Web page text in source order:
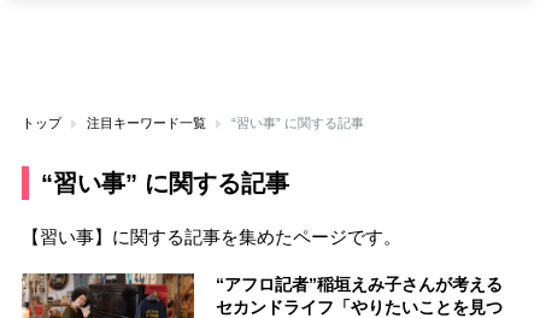
トップ 注目キーワード一覧 “習い事” に関する記事
“習い事” に関する記事
【習い事】に関する記事を集めたページです。
“アフロ記者”稲垣えみ子さんが考える
セカンドライフ「やりたいことを見つ